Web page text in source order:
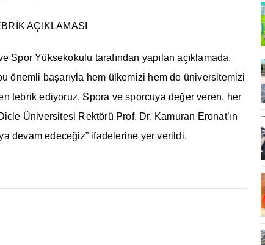
AÇIKLAMASI
Spor Yüksekokulu tarafından yapılan açıklamada,
önemli başarıyla hem ülkemizi hem de üniversitemizi
tebrik ediyoruz. Spora ve sporcuya değer veren, her
Üniversitesi Rektörü Prof. Dr. Kamuran Eronat’ın
devam edeceğiz” ifadelerine yer verildi.